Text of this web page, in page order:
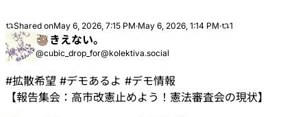
Shared onMay 6, 2026, 7:15 PM·May 6, 2026, 1:14 PM· 1
🦥きえない。
@cubic_drop_for@kolektiva.social
#拡散希望 #デモあるよ #デモ情報
【報告集会：高市改憲止めよう！憲法審査会の現状】